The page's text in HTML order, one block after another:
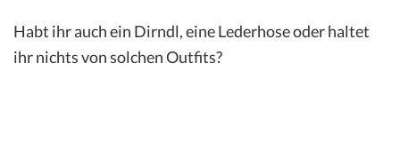
Habt ihr auch ein Dirndl, eine Lederhose oder haltet
ihr nichts von solchen Outfits?